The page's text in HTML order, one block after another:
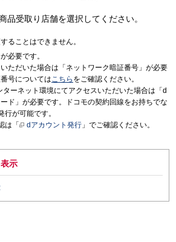
品受取り店舗を選択してください。
ることはできません。
必要です。
ただいた場合は「ネットワーク暗証番号」が必要
号についてはこちら をご確認ください。
ーネット環境にてアクセスいただいた場合は「d
ド」が必要です。ドコモの契約回線をお持ちでな
行が可能です。
は「
dアカウント発行 」でご確認ください。
示